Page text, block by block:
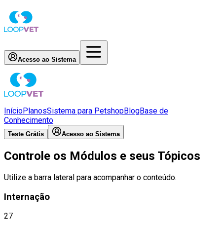
Acesso ao Sistema
InícioPlanosSistema para PetshopBlogBase de
Conhecimento
Teste Grátis Acesso ao Sistema
Controle os Módulos e seus Tópicos
Utilize a barra lateral para acompanhar o conteúdo.
Internação
27